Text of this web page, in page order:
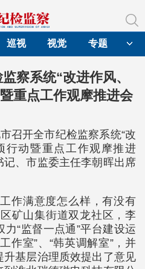
巡视 视觉 专题
察系统“改进作风、
重点工作观摩推进会
召开全市纪检监察系统“改
行动暨重点工作观摩推进
、市监委主任李朝晖出席
作满意度怎么样，有没有
矿山集街道双龙社区，李
“监督一点通”平台建设运
作室”、“韩英调解室”，并
基层治理质效提出了意见